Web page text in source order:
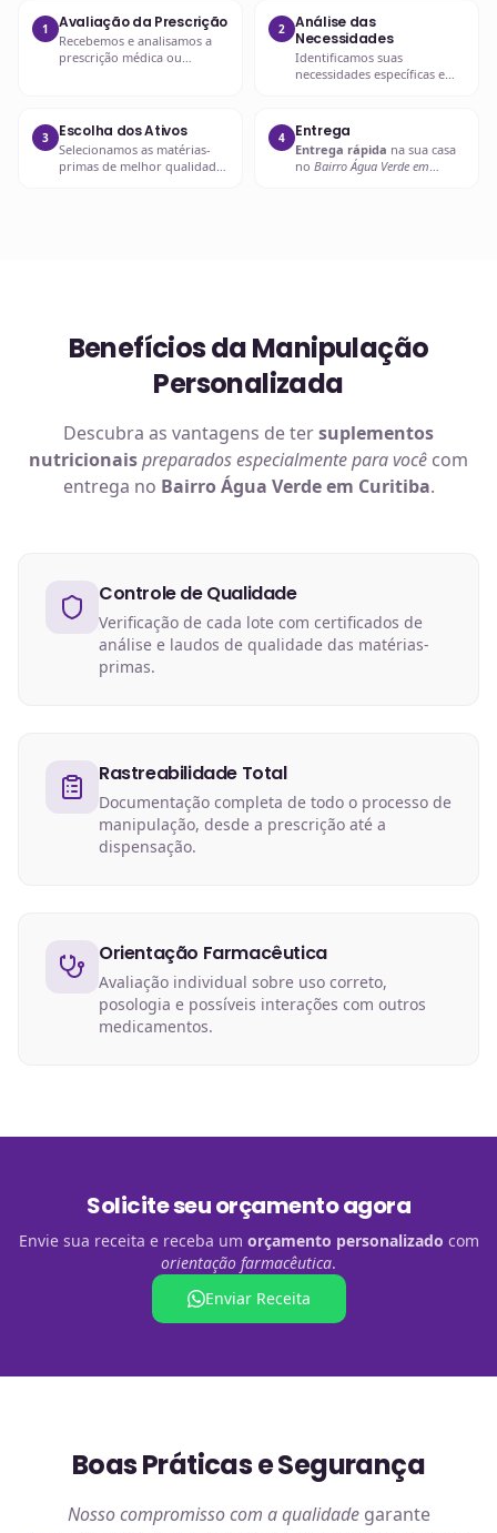
1 Avaliação da Prescrição
Recebemos e analisamos a
prescrição médica ou
2
Análise das
Necessidades
Identificamos suas
necessidades específicas e
3 Escolha dos Ativos
Selecionamos as matérias-
primas de melhor qualidade
4 Entrega
Entrega rápida na sua casa
no Bairro Água Verde em
Benefícios da Manipulação
Personalizada
Descubra as vantagens de tersuplementos
nutricionaispreparados especialmente para você com
entrega no Bairro Água Verde em Curitiba.
Controle de Qualidade
Verificação de cada lote com certificados de
análise e laudos de qualidade das matérias-
primas.
Rastreabilidade Total
Documentação completa de todo o processo de
manipulação, desde a prescrição até a
dispensação.
Orientação Farmacêutica
Avaliação individual sobre uso correto,
posologia e possíveis interações com outros
medicamentos.
Solicite seu orçamento agora
Envie sua receita e receba um orçamento personalizado com
orientação farmacêutica.
Enviar Receita
Boas Práticas e Segurança
Nosso compromisso com a qualidadegarante